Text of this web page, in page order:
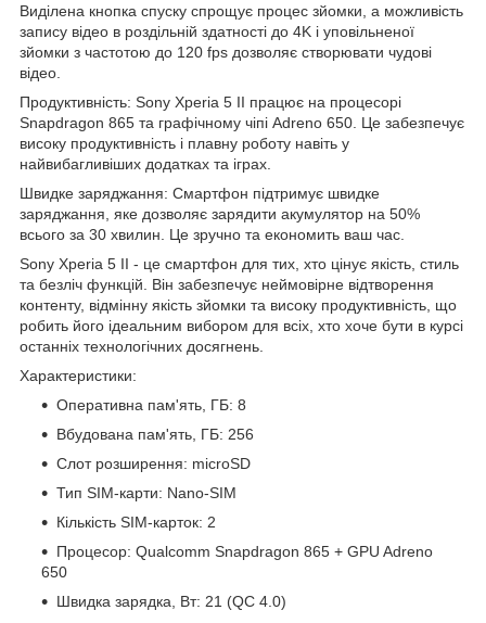
Виділена кнопка спуску спрощує процес зйомки, а можливість
запису відео в роздільній здатності до 4K і уповільненої
зйомки з частотою до 120 fps дозволяє створювати чудові
відео.
Продуктивність: Sony Xperia 5 II працює на процесорі
Snapdragon 865 та графічному чіпі Adreno 650. Це забезпечує
високу продуктивність і плавну роботу навіть у
найвибагливіших додатках та іграх.
Швидке заряджання: Смартфон підтримує швидке
заряджання, яке дозволяє зарядити акумулятор на 50%
всього за 30 хвилин. Це зручно та економить ваш час.
Sony Xperia 5 II - це смартфон для тих, хто цінує якість, стиль
та безліч функцій. Він забезпечує неймовірне відтворення
контенту, відмінну якість зйомки та високу продуктивність, що
робить його ідеальним вибором для всіх, хто хоче бути в курсі
останніх технологічних досягнень.
Характеристики:
Оперативна пам'ять, ГБ: 8
Вбудована пам'ять, ГБ: 256
Слот розширення: microSD
Тип SIM-карти: Nano-SIM
Кількість SIM-карток: 2
Процесор: Qualcomm Snapdragon 865 + GPU Adreno
650
Швидка зарядка, Вт: 21 (QC 4.0)